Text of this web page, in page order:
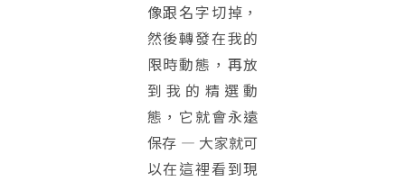
像跟名字切掉，
然後轉發在我的
限時動態，再放
到我的精選動
態，它就會永遠
保存 — 大家就可
以在這裡看到現